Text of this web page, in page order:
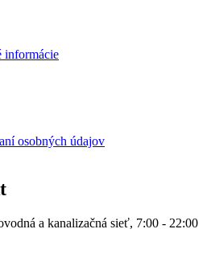
informácie
osobných údajov
a kanalizačná sieť, 7:00 - 22:00